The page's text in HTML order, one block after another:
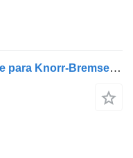
Deutz II36249008 secador de aire para Knorr-Bremse cabeza tractora